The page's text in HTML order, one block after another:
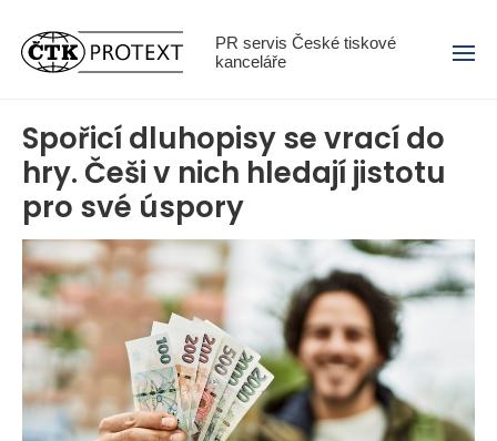
PR servis České tiskové
kanceláře
Menu
Spořicí dluhopisy se vrací do
hry. Češi v nich hledají jistotu
pro své úspory